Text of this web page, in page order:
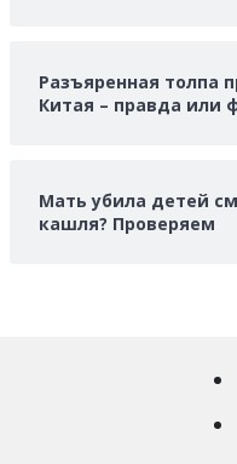
Разъяренная толпа
Китая – правда или
Мать убила детей
кашля? Проверяем